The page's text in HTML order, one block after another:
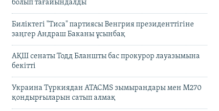
болып тағайындалды
Биліктегі "Тиса" партиясы Венгрия президенттігіне
заңгер Андраш Баканы ұсынбақ
АҚШ сенаты Тодд Бланшты бас прокурор лауазымына
бекітті
Украина Түркиядан ATACMS зымырандары мен M270
қондырғыларын сатып алмақ